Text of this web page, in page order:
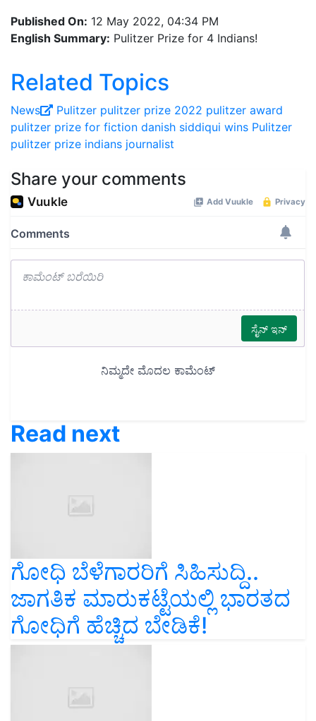
Published On: 12 May 2022, 04:34 PM
English Summary: Pulitzer Prize for 4 Indians!
Related Topics
News Pulitzer pulitzer prize 2022 pulitzer award
pulitzer prize for fiction danish siddiqui wins Pulitzer
pulitzer prize indians journalist
Share your comments
Read next
ಗೋಧಿ ಬೆಳೆಗಾರರಿಗೆ ಸಿಹಿಸುದ್ದಿ..
ಜಾಗತಿಕ ಮಾರುಕಟ್ಟೆಯಲ್ಲಿ ಭಾರತದ
ಗೋಧಿಗೆ ಹೆಚ್ಚಿದ ಬೇಡಿಕೆ!